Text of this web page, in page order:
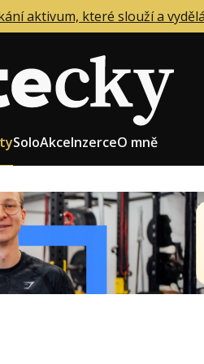
aktivum, které slouží a
SoloAkceInzerceO mně
Role zakladatele/CEO
Růst firmy